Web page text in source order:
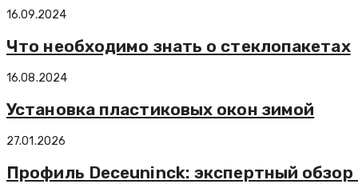
16.09.2024
Что необходимо знать о стеклопакетах
16.08.2024
Установка пластиковых окон зимой
27.01.2026
Профиль Deceuninck: экспертный